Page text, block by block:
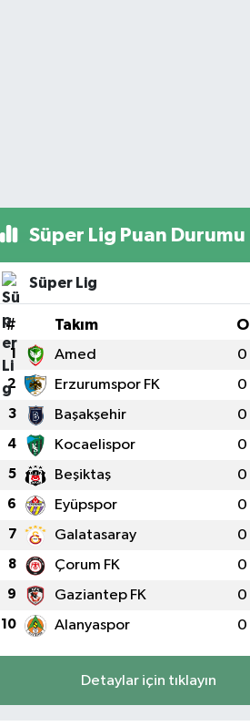
Süper Lig Puan Durumu
Süper Lig
# Takım O
1 Amed 0
2 Erzurumspor FK 0
3 Başakşehir 0
4 Kocaelispor 0
5 Beşiktaş 0
6 Eyüpspor 0
7 Galatasaray 0
8 Çorum FK 0
9 Gaziantep FK 0
10 Alanyaspor 0
Detaylar için tıklayın